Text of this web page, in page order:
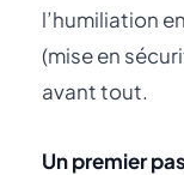
l’humiliation
(mise en
avant tout.
Un premier